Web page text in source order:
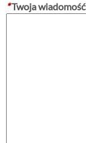
*Twoja wiadomość